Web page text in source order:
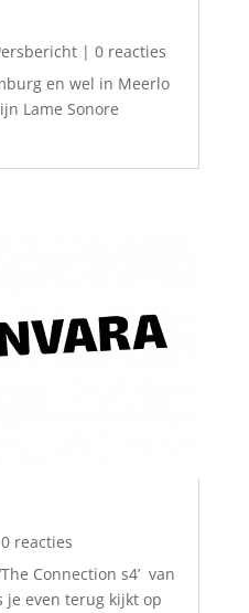
| 0 reacties
en wel in Meerlo
Lame Sonore
reacties
Connection s4’ van
je even terug kijkt op